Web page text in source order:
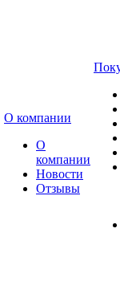
О компании
О
компании
Новости
Отзывы